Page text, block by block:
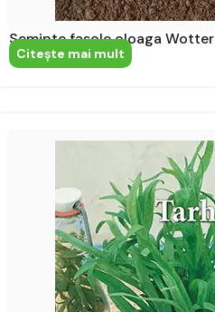
Seminte fasole oloaga Wotter
Citeşte mai mult